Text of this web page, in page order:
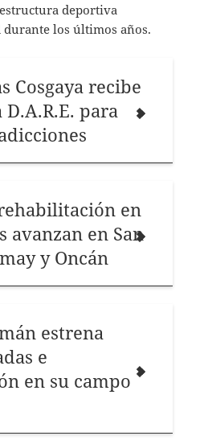
deportiva
los últimos años.
Cosgaya recibe
para
en
avanzan en San
y Oncán
estrena
e
en su campo